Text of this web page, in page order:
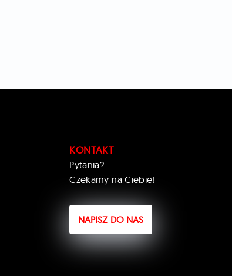
KONTAKT
Pytania?
Czekamy na Ciebie!
NAPISZ DO NAS